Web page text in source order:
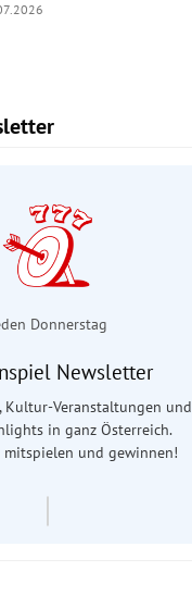
Donnerstag
Newsletter
Kultur-Veranstaltungen und
in ganz Österreich.
mitspielen und gewinnen!